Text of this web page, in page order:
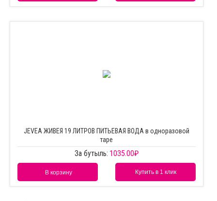
JEVEA ЖИВЕЯ 19 ЛИТРОВ ПИТЬЕВАЯ ВОДА в одноразовой
таре
За бутыль: 1035.00₽
В корзину Купить в 1 клик